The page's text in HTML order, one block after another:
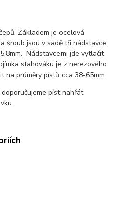
Základem je ocelová
šroub jsou v sadě tři nádstavce
Nádstavcemi jde vytlačit
stahováku je z nerezového
na průměry pístů cca 38-65mm.
píst nahřát